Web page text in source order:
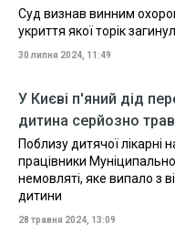
Суд визнав винним
укриття якої торік
30 липня 2024, 11:49
У Києві п'яний дід
дитина серйозно
Поблизу дитячої лікарні
працівники
немовляті, яке випало з
дитини
28 травня 2024, 13:09